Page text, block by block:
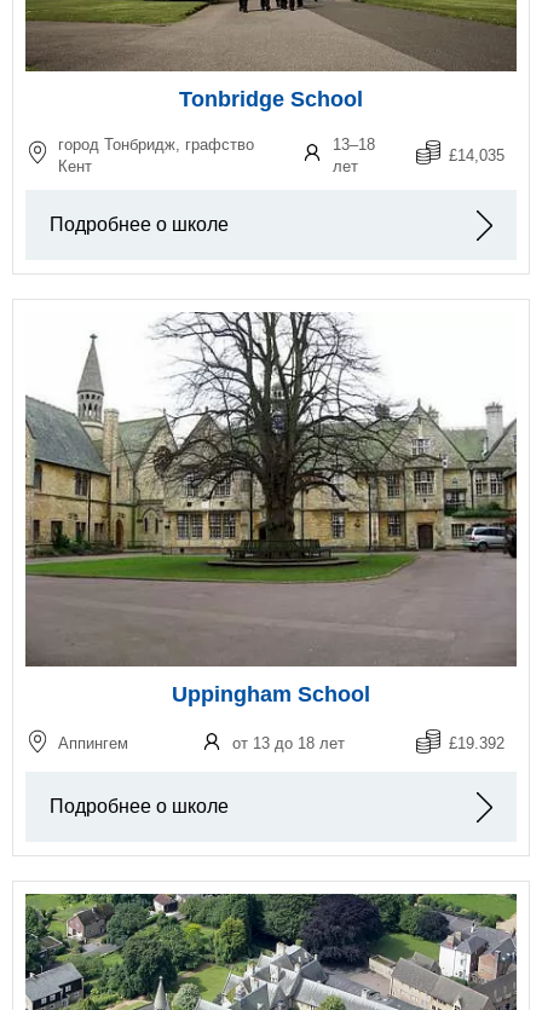
Tonbridge School
город Тонбридж, графство
Кент
13–18
лет
£14,035
Подробнее о школе
Uppingham School
Аппингем от 13 до 18 лет £19.392
Подробнее о школе